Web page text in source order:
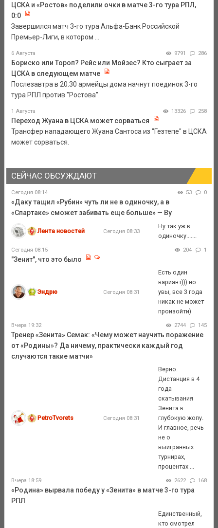
ЦСКА и «Ростов» поделили очки в матче 3-го тура РПЛ,
0:0
Завершился матч 3-го тура Альфа-Банк Российской
Премьер-Лиги, в котором ...
6 Августа 9791 286
Бориско или Тороп? Рейс или Мойзес? Кто сыграет за
ЦСКА в следующем матче
Послезавтра в 20.30 армейцы дома начнут поединок 3-го
тура РПЛ против "Ростова".
1 Августа 13326 258
Переход Жуана в ЦСКА может сорваться
Трансфер нападающего Жуана Сантоса из "Гезтепе" в ЦСКА
может сорваться.
СЕЙЧАС ОБСУЖДАЮТ
Сегодня 08:14 53 0
«Даку тащил «Рубин» чуть ли не в одиночку, а в
«Спартаке» сможет забивать еще больше» — Ву
Лента новостей Сегодня 08:33
Ну так уж в
одиночку.......
Сегодня 08:15 204 1
"Зенит", что это было
Эндрю Сегодня 08:31
Есть один
вариант))) но
увы, все 3 года
никак не может
произойти)
Вчера 19:32 2744 145
Тренер «Зенита» Семак: «Чему может научить поражение
от «Родины»? Да ничему, практически каждый год
случаются такие матчи»
PetroTvorets Сегодня 08:31
Верно.
Дистанция в 4
года
скатывания
Зенита в
глубокую жопу.
И главное, речь
не о
выигранных
турнирах,
процентах ...
Вчера 18:59 2622 168
«Родина» вырвала победу у «Зенита» в матче 3-го тура
РПЛ
Единственный,
кто смотрел